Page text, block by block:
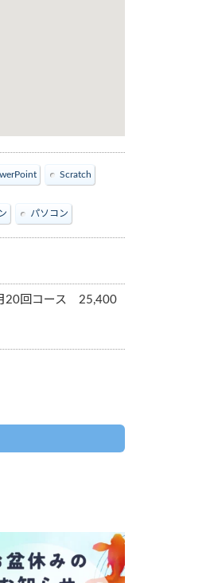
Scratch
パソコン
20回コース 25,400
、お休みをいただきます